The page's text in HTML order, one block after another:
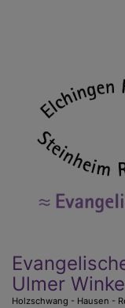
Ulmer
Holzschwang - Hausen -